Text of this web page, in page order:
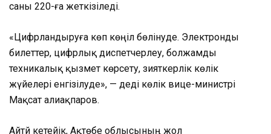
саны 220-ға жеткізіледі.
«Цифрландыруға көп көңіл бөлінуде. Электронды
билеттер, цифрлық диспетчерлеу, болжамды
техникалық қызмет көрсету, зияткерлік көлік
жүйелері енгізілуде», — деді көлік вице-министрі
Мақсат Қалиақпаров.
Айтй кетейік, Ақтөбе облысының жол